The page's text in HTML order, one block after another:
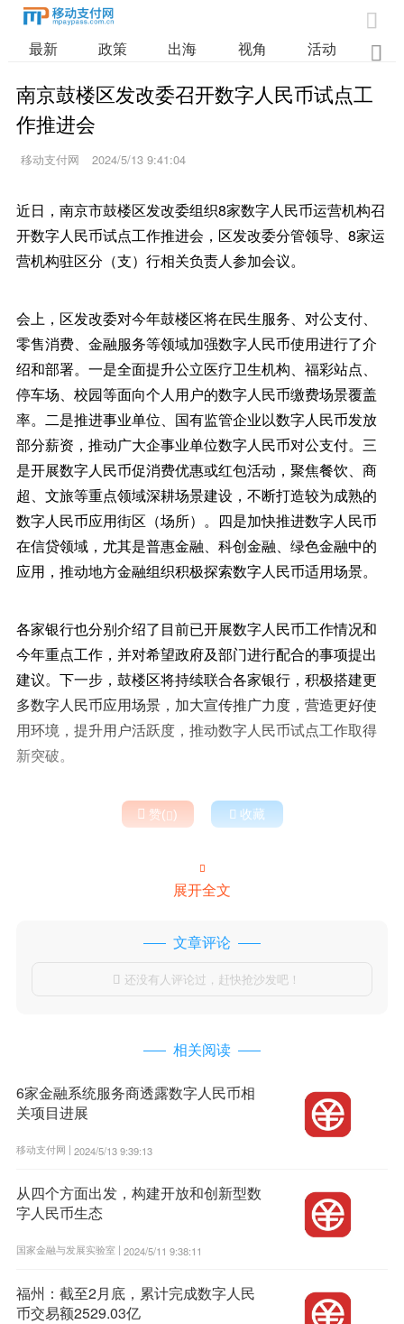

最新 政策 出海 视角 活动 业

南京鼓楼区发改委召开数字人民币试点工
作推进会
移动支付网 2024/5/13 9:41:04
近日，南京市鼓楼区发改委组织8家数字人民币运营机构召
开数字人民币试点工作推进会，区发改委分管领导、8家运
营机构驻区分（支）行相关负责人参加会议。
会上，区发改委对今年鼓楼区将在民生服务、对公支付、
零售消费、金融服务等领域加强数字人民币使用进行了介
绍和部署。一是全面提升公立医疗卫生机构、福彩站点、
停车场、校园等面向个人用户的数字人民币缴费场景覆盖
率。二是推进事业单位、国有监管企业以数字人民币发放
部分薪资，推动广大企事业单位数字人民币对公支付。三
是开展数字人民币促消费优惠或红包活动，聚焦餐饮、商
超、文旅等重点领域深耕场景建设，不断打造较为成熟的
数字人民币应用街区（场所）。四是加快推进数字人民币
在信贷领域，尤其是普惠金融、科创金融、绿色金融中的
应用，推动地方金融组织积极探索数字人民币适用场景。
各家银行也分别介绍了目前已开展数字人民币工作情况和
今年重点工作，并对希望政府及部门进行配合的事项提出
建议。下一步，鼓楼区将持续联合各家银行，积极搭建更
多数字人民币应用场景，加大宣传推广力度，营造更好使
用环境，提升用户活跃度，推动数字人民币试点工作取得
新突破。
 赞()  收藏

展开全文
文章评论
 还没有人评论过，赶快抢沙发吧！
相关阅读
6家金融系统服务商透露数字人民币相
关项目进展
移动支付网 | 2024/5/13 9:39:13
从四个方面出发，构建开放和创新型数
字人民币生态
国家金融与发展实验室 | 2024/5/11 9:38:11
福州：截至2月底，累计完成数字人民
币交易额2529.03亿